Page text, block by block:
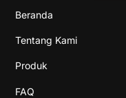
Beranda
Tentang Kami
Produk
FAQ